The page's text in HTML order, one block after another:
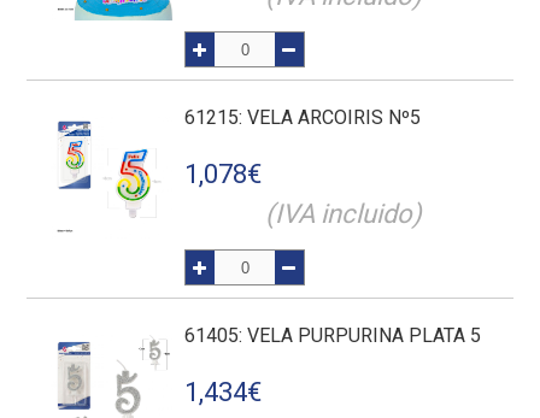
61215: VELA ARCOIRIS Nº5
1,078€
(IVA incluido)
61405: VELA PURPURINA PLATA 5
1,434€